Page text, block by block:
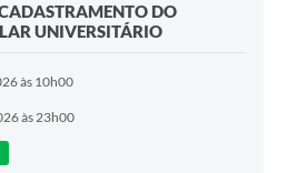
DO
UNIVERSITÁRIO
às 10h00
às 23h00